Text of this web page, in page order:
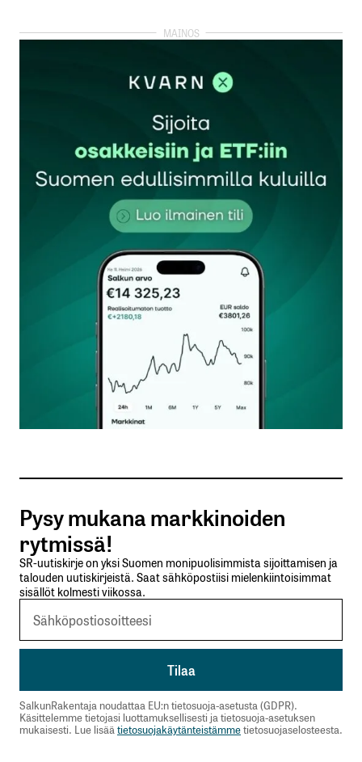
kirjautua
rekisteröityä
Sähköpostiosoitettasi ei julkaista.Pakolliset
kentät on merkitty*
Kommentti*
Nimesi tai nimimerkkisi
Sähköpostiosoitteesi
Tilaa SalkunRakentajan uutiskirje
Lähetä kommentti
Pysy mukana markkinoiden
rytmissä!
SR-uutiskirje on yksi Suomen monipuolisimmista sijoittamisen ja
talouden uutiskirjeistä. Saat sähköpostiisi mielenkiintoisimmat
sisällöt kolmesti viikossa.
SalkunRakentaja noudattaa EU:n tietosuoja-asetusta (GDPR).
Käsittelemme tietojasi luottamuksellisesti ja tietosuoja-asetuksen
mukaisesti. Lue lisää tietosuojakäytänteistämmetietosuojaselosteesta.